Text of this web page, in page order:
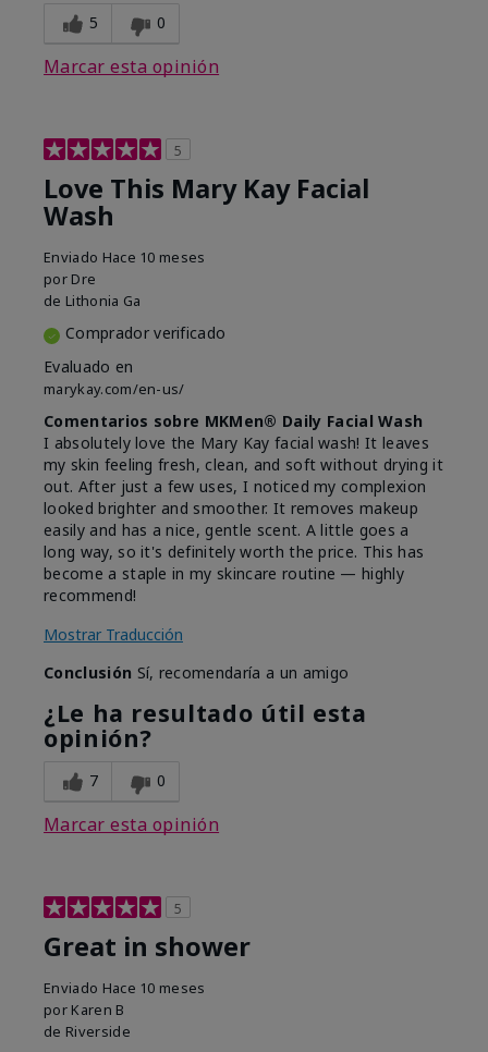
5 0
Marcar esta opinión
5
Love This Mary Kay Facial
Wash
Enviado Hace 10 meses
por Dre
de Lithonia Ga
Comprador verificado
Evaluado en
marykay.com/en-us/
Comentarios sobre MKMen® Daily Facial Wash
I absolutely love the Mary Kay facial wash! It leaves
my skin feeling fresh, clean, and soft without drying it
out. After just a few uses, I noticed my complexion
looked brighter and smoother. It removes makeup
easily and has a nice, gentle scent. A little goes a
long way, so it's definitely worth the price. This has
become a staple in my skincare routine — highly
recommend!
Mostrar Traducción
Conclusión Sí, recomendaría a un amigo
¿Le ha resultado útil esta
opinión?
7 0
Marcar esta opinión
5
Great in shower
Enviado Hace 10 meses
por Karen B
de Riverside